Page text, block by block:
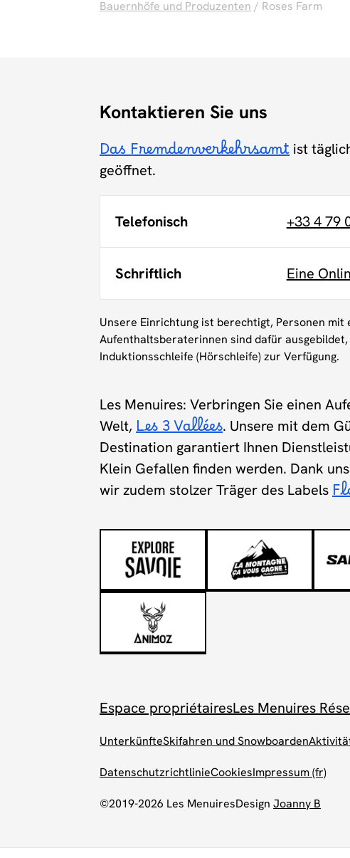
Bauernhöfe und Produzenten / Roses Farm
Kontaktieren Sie uns
Das Fremdenverkehrsamt ist
geöffnet.
Telefonisch +33 4 79
Schriftlich Eine
Unsere Einrichtung ist berechtigt, Personen
Aufenthaltsberaterinnen sind dafür
Induktionsschleife (Hörschleife) zur Verfügung.
Les Menuires: Verbringen Sie einen
Welt, Les 3 Vallées. Unsere mit dem
Destination garantiert Ihnen
Klein Gefallen finden werden. Dank
wir zudem stolzer Träger des Labels
Espace propriétairesLes Menuires
UnterkünfteSkifahren und Snowboarden
DatenschutzrichtlinieCookiesImpressum (fr)
©2019-2026 Les MenuiresDesign Joanny B